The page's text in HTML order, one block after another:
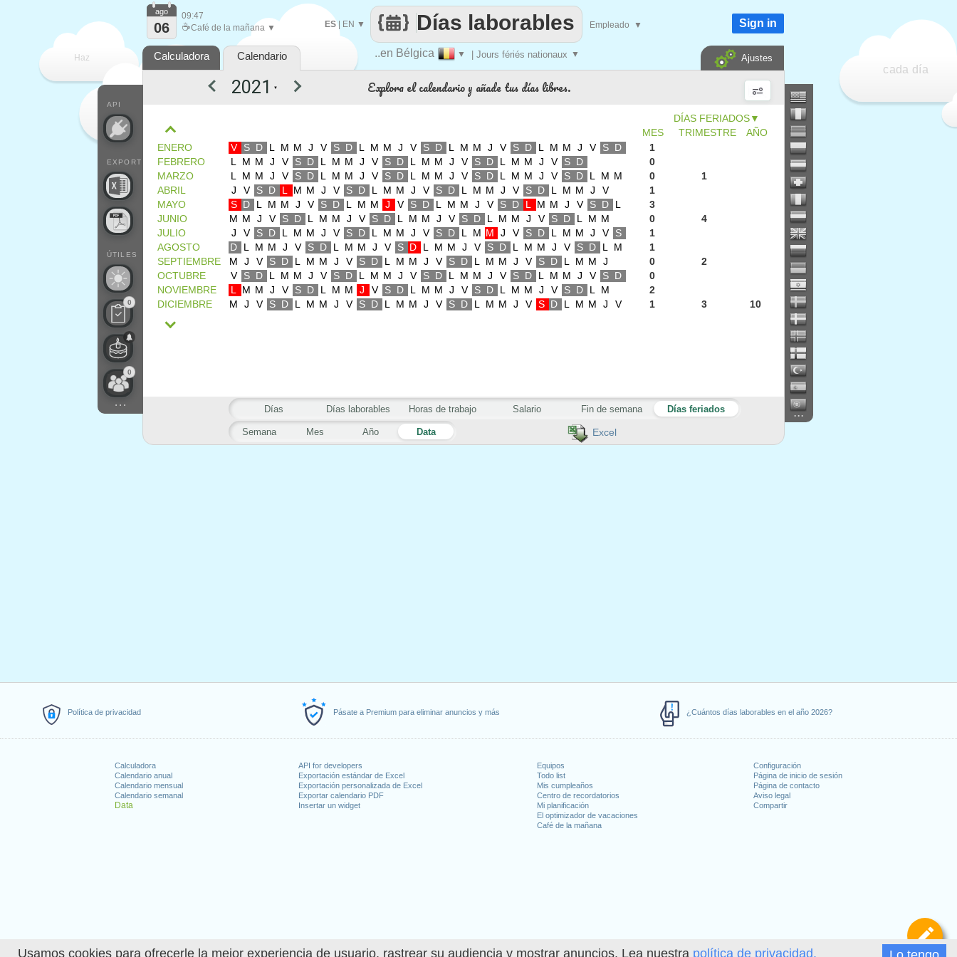
Usamos cookies para ofrecerle la mejor experiencia de usuario, rastrear su audiencia y mostrar anuncios. Lea nuestra política de privacidad.
Política de privacidad Pásate a Premium para eliminar anuncios y más ¿Cuántos días laborables en el año 2026?
Calculadora
Calendario anual
Calendario mensual
Calendario semanal
Data
API for developers
Exportación estándar de Excel
Exportación personalizada de Excel
Exportar calendario PDF
Insertar un widget
Equipos
Todo list
Mis cumpleaños
Centro de recordatorios
Mi planificación
El optimizador de vacaciones
Café de la mañana
Configuración
Página de inicio de sesión
Página de contacto
Aviso legal
Compartir
Haz
cada día
..en Bélgica ▼ | Jours fériés nationaux ▼
Días laborables
ES| EN ▼ Empleado ▼
API
EXPORT
ÚTILES
0
0
...
ago
06
09:47
☕Café de la mañana ▼ Sign in
Calculadora Calendario Ajustes
...
Excel
▼
MES
TRIMESTRE AÑO
▼ Explora el calendario y añade tus días libres.
ENERO V S D L M M J V S D L M M J V S D L M M J V S D L M M J V S D
1
FEBRERO
L M M J V S D L M M J V S D L M M J V S D L M M J V S D
0
MARZO
L M M J V S D L M M J V S D L M M J V S D L M M J V S D L M M 0
1
ABRIL
J V S D L M M J V S D L M M J V S D L M M J V S D L M M J V
1
MAYO
S D L M M J V S D L M M J V S D L M M J V S D L M M J V S D L
3
JUNIO
M M J V S D L M M J V S D L M M J V S D L M M J V S D L M M 0
4
JULIO
J V S D L M M J V S D L M M J V S D L M M J V S D L M M J V S
1
AGOSTO
D L M M J V S D L M M J V S D L M M J V S D L M M J V S D L M
1
SEPTIEMBRE
M J V S D L M M J V S D L M M J V S D L M M J V S D L M M J 0
2
OCTUBRE
V S D L M M J V S D L M M J V S D L M M J V S D L M M J V S D
0
NOVIEMBRE
L M M J V S D L M M J V S D L M M J V S D L M M J V S D L M
2
DICIEMBRE
M J V S D L M M J V S D L M M J V S D L M M J V S D L M M J V 1 3 10
Semana Mes Año Data
Días Días laborables Horas de trabajo Salario Fin de semana Días feriados